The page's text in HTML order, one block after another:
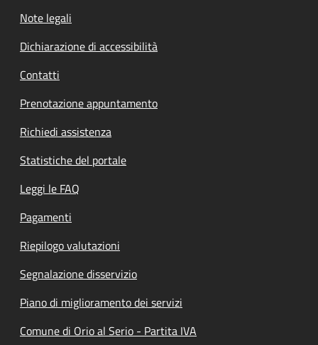
Note legali
Dichiarazione di accessibilità
Contatti
Prenotazione appuntamento
Richiedi assistenza
Statistiche del portale
Leggi le FAQ
Pagamenti
Riepilogo valutazioni
Segnalazione disservizio
Piano di miglioramento dei servizi
Comune di Orio al Serio - Partita IVA